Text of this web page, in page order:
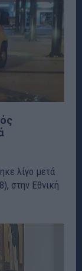
λίγο μετά
στην Εθνική